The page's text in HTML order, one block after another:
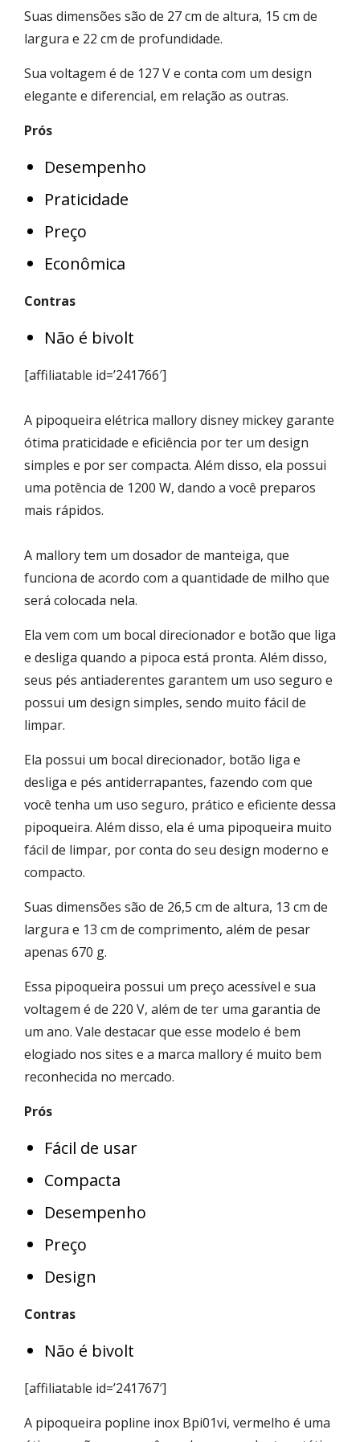
Suas dimensões são de 27 cm de altura, 15 cm de
largura e 22 cm de profundidade.
Sua voltagem é de 127 V e conta com um design
elegante e diferencial, em relação as outras.
Prós
Desempenho
Praticidade
Preço
Econômica
Contras
Não é bivolt
[affiliatable id=’241766′]
A pipoqueira elétrica mallory disney mickey garante
ótima praticidade e eficiência por ter um design
simples e por ser compacta. Além disso, ela possui
uma potência de 1200 W, dando a você preparos
mais rápidos.
A mallory tem um dosador de manteiga, que
funciona de acordo com a quantidade de milho que
será colocada nela.
Ela vem com um bocal direcionador e botão que liga
e desliga quando a pipoca está pronta. Além disso,
seus pés antiaderentes garantem um uso seguro e
possui um design simples, sendo muito fácil de
limpar.
Ela possui um bocal direcionador, botão liga e
desliga e pés antiderrapantes, fazendo com que
você tenha um uso seguro, prático e eficiente dessa
pipoqueira. Além disso, ela é uma pipoqueira muito
fácil de limpar, por conta do seu design moderno e
compacto.
Suas dimensões são de 26,5 cm de altura, 13 cm de
largura e 13 cm de comprimento, além de pesar
apenas 670 g.
Essa pipoqueira possui um preço acessível e sua
voltagem é de 220 V, além de ter uma garantia de
um ano. Vale destacar que esse modelo é bem
elogiado nos sites e a marca mallory é muito bem
reconhecida no mercado.
Prós
Fácil de usar
Compacta
Desempenho
Preço
Design
Contras
Não é bivolt
[affiliatable id=’241767′]
A pipoqueira popline inox Bpi01vi, vermelho é uma